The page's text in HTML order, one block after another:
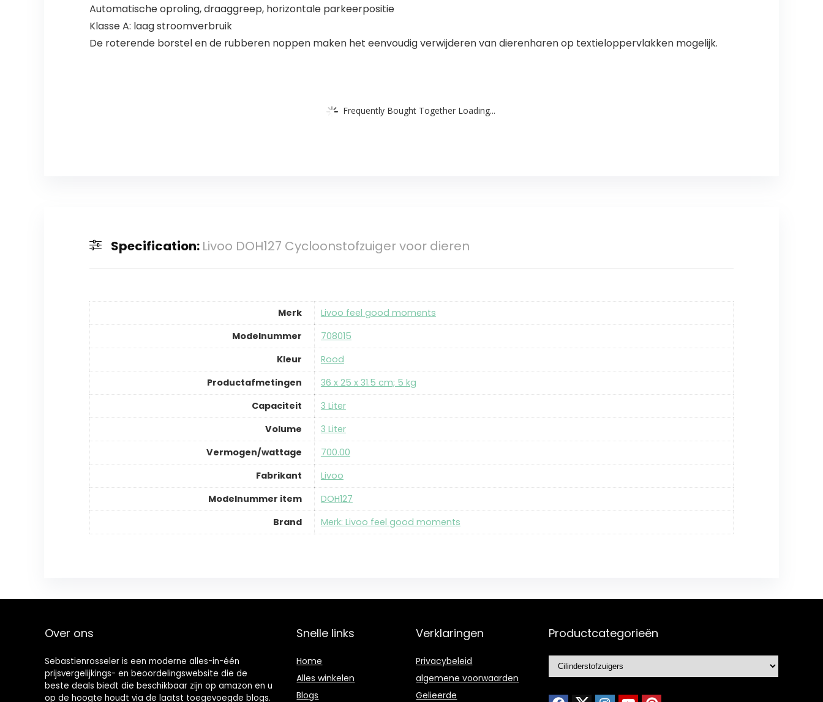
Automatische oproling, draaggreep, horizontale parkeerpositie
Klasse A: laag stroomverbruik
De roterende borstel en de rubberen noppen maken het eenvoudig verwijderen van dierenharen op textieloppervlakken mogelijk.
Frequently Bought Together Loading...
Specification: Livoo DOH127 Cycloonstofzuiger voor dieren
Merk
‎Livoo feel good moments
Modelnummer
‎708015
Kleur
‎Rood
Productafmetingen
‎36 x 25 x 31.5 cm; 5 kg
Capaciteit
‎3 Liter
Volume
‎3 Liter
Vermogen/wattage
‎700.00
Fabrikant
‎Livoo
Modelnummer item
‎DOH127
Brand
Merk: Livoo feel good moments
Over ons
Sebastienrosseler is een moderne alles-in-één
prijsvergelijkings- en beoordelingswebsite die de
beste deals biedt die beschikbaar zijn op amazon en u
op de hoogte houdt via de laatst toegevoegde blogs.
Snelle links
Home
Alles winkelen
Blogs
Verklaringen
Privacybeleid
algemene voorwaarden
Gelieerde
Productcategorieën